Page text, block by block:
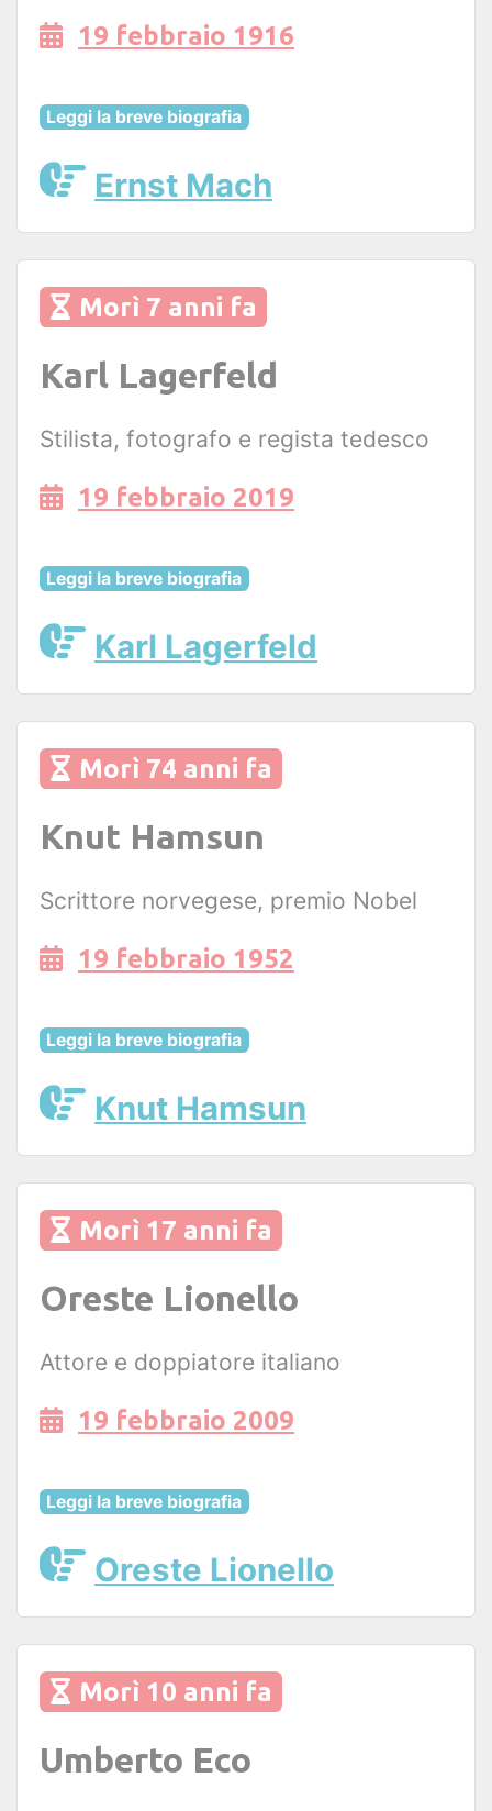
19 febbraio 1916
Leggi la breve biografia
Ernst Mach
Morì 7 anni fa
Karl Lagerfeld
Stilista, fotografo e regista tedesco
19 febbraio 2019
Leggi la breve biografia
Karl Lagerfeld
Morì 74 anni fa
Knut Hamsun
Scrittore norvegese, premio Nobel
19 febbraio 1952
Leggi la breve biografia
Knut Hamsun
Morì 17 anni fa
Oreste Lionello
Attore e doppiatore italiano
19 febbraio 2009
Leggi la breve biografia
Oreste Lionello
Morì 10 anni fa
Umberto Eco